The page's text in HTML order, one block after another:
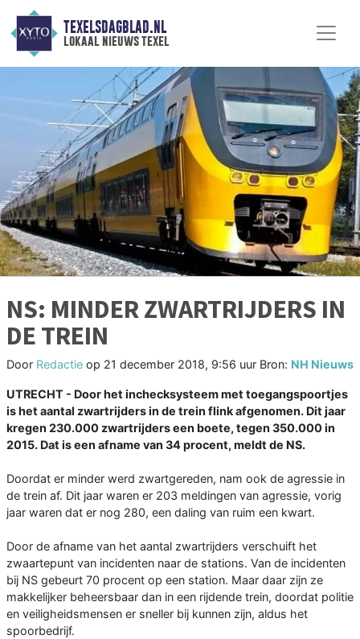
TEXELSDAGBLAD.NL
lokaal nieuws texel
NS: MINDER ZWARTRIJDERS IN
DE TREIN
Door Redactie op 21 december 2018, 9:56 uur Bron: NH Nieuws
UTRECHT - Door het inchecksysteem met toegangspoortjes
is het aantal zwartrijders in de trein flink afgenomen. Dit jaar
kregen 230.000 zwartrijders een boete, tegen 350.000 in
2015. Dat is een afname van 34 procent, meldt de NS.
Doordat er minder werd zwartgereden, nam ook de agressie in
de trein af. Dit jaar waren er 203 meldingen van agressie, vorig
jaar waren dat er nog 280, een daling van ruim een kwart.
Door de afname van het aantal zwartrijders verschuift het
zwaartepunt van incidenten naar de stations. Van de incidenten
bij NS gebeurt 70 procent op een station. Maar daar zijn ze
makkelijker beheersbaar dan in een rijdende trein, doordat politie
en veiligheidsmensen er sneller bij kunnen zijn, aldus het
spoorbedrijf.